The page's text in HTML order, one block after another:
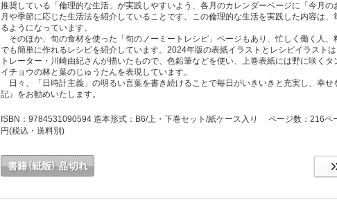
推奨している「倫理的な生活」が実践しやすいよう、各月のカレンダーページに「今月の
月や季節に応じた生活法を紹介していることです。この倫理的な生活を実践した内容は、
るようになっています。
そのほか、旬の食材を使った「旬のノーミートレシピ」ページもあり、忙しく働く人、
でも簡単に作れるレシピを紹介しています。2024年版の表紙イラストとレシピイラスト
トレーター・川崎由紀さんが描いたもので、色鉛筆などを使い、上巻表紙には野に咲く
イチョウの林と葉のじゅうたんを表現しています。
日々、「日時計主義」の明るい言葉を書き続けることで毎日がいきいきと充実し、幸せ
記』をお勧めいたします。
ISBN：9784531090594 造本形式：B6/上・下巻セット/紙ケース入り ページ数：216
円(税込・送料別)